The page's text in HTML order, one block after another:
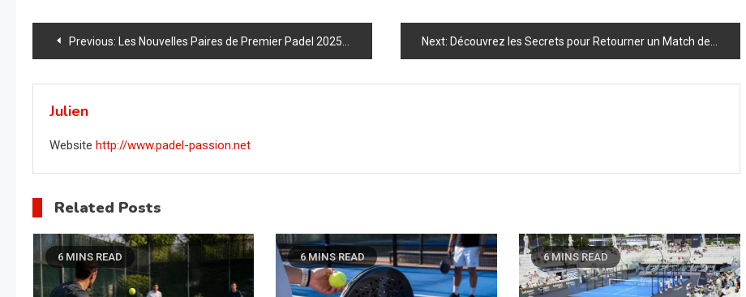
Navigation
de
l’article
Previous: Les Nouvelles Paires de Premier Padel 2025 : Découvrez les Combinaisons qui Vont Tout Changer ! Next: Découvrez les Secrets pour Retourner un Match de Padel et Surprendre vos Adversaires !
Julien
Website http://www.padel-passion.net
Related Posts
6 MINS READ 6 MINS READ 6 MINS READ